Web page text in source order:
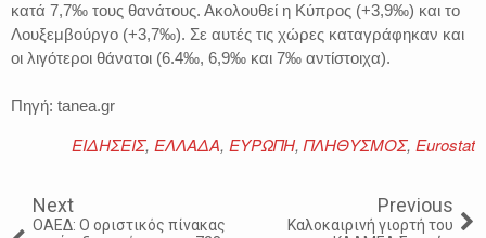
κατά 7,7‰ τους θανάτους. Ακολουθεί η Κύπρος (+3,9‰) και το
Λουξεμβούργο (+3,7‰). Σε αυτές τις χώρες καταγράφηκαν και
οι λιγότεροι θάνατοι (6.4‰, 6,9‰ και 7‰ αντίστοιχα).
Πηγή: tanea.gr
ΕΙΔΗΣΕΙΣ, ΕΛΛΑΔΑ, ΕΥΡΩΠΗ, ΠΛΗΘΥΣΜΟΣ, Eurostat
Next
OΑΕΔ: O οριστικός πίνακας
Previous
Καλοκαιρινή γιορτή του